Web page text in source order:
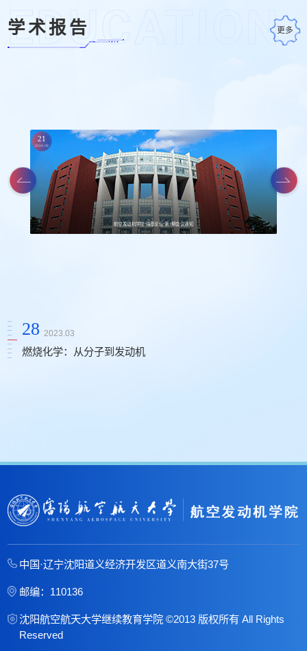
学术报告
EDUCATION更多
21
2024.06
航空发动机学院“强基论坛”第7期会议通知
28 2023.03
燃烧化学：从分子到发动机
中国·辽宁沈阳道义经济开发区道义南大街37号
邮编：110136
沈阳航空航天大学继续教育学院 ©2013 版权所有 All Rights
Reserved